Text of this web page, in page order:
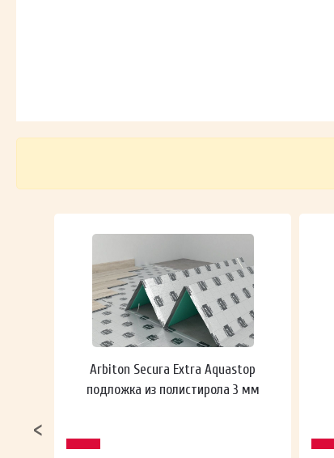
Arbiton Secura Extra Aquastop
подложка из полистирола 3 мм